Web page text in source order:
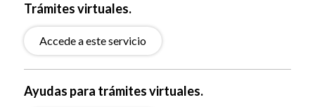
Trámites virtuales.
Accede a este servicio
Ayudas para trámites virtuales.